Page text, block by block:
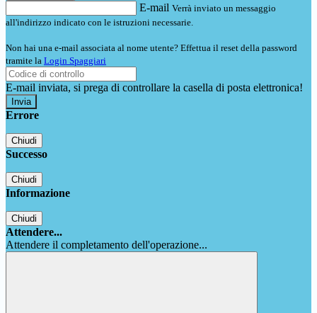
E-mail Verrà inviato un messaggio
all'indirizzo indicato con le istruzioni necessarie.
Non hai una e-mail associata al nome utente? Effettua il reset della password
tramite la Login Spaggiari
E-mail inviata, si prega di controllare la casella di posta elettronica!
Errore
Chiudi
Successo
Chiudi
Informazione
Chiudi
Attendere...
Attendere il completamento dell'operazione...